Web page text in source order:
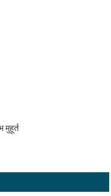
मुहूर्त